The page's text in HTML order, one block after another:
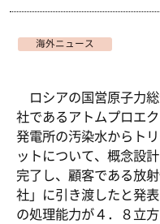
海外ニュース
ロシアの国営原子力
社であるアトムプロエ
発電所の汚染水からト
ットについて、概念設
完了し、顧客である放
社」に引き渡したと発
の処理能力が４．８立